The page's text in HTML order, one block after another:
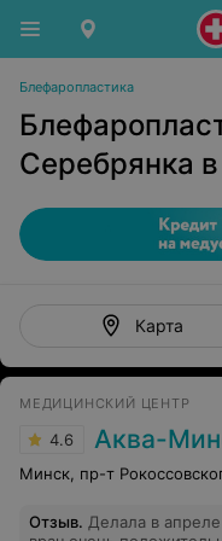
Блефаропластика
Серебрянка
Карта
МЕДИЦИНСКИЙ ЦЕНТР
4.6 Аква-
Минск, пр-т
Отзыв. Делала в